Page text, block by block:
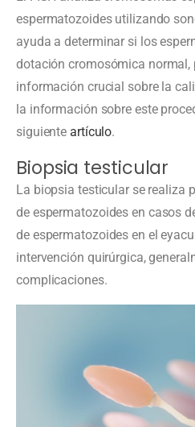
espermatozoides utilizando
ayuda a determinar si los
dotación cromosómica normal,
información crucial sobre la
la información sobre este
siguiente artículo.
Biopsia testicular
La biopsia testicular se realiza
de espermatozoides en casos
de espermatozoides en el
intervención quirúrgica,
complicaciones.